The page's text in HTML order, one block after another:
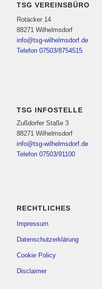
TSG VEREINSBÜRO
Rotäcker 14
88271 Wilhelmsdorf
info@tsg-wilhelmsdorf.de
Telefon 07503/8754515
TSG INFOSTELLE
Zußdorfer Staße 3
88271 Wilhelmsdorf
info@tsg-wilhelmsdorf.de
Telefon 07503/91100
RECHTLICHES
Impressum
Datenschutzerklärung
Cookie Policy
Disclaimer